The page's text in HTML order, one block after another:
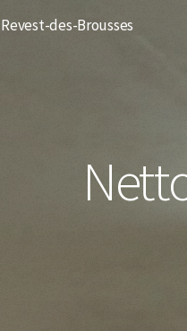
des-Brousses